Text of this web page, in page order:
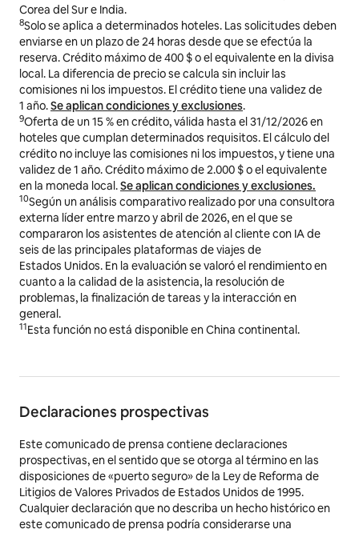
Corea del Sur e India.
8Solo se aplica a determinados hoteles. Las solicitudes deben
enviarse en un plazo de 24 horas desde que se efectúa la
reserva. Crédito máximo de 400 $ o el equivalente en la divisa
local. La diferencia de precio se calcula sin incluir las
comisiones ni los impuestos. El crédito tiene una validez de
1 año.Se aplican condiciones y exclusiones.
9Oferta de un 15 % en crédito, válida hasta el 31/12/2026 en
hoteles que cumplan determinados requisitos. El cálculo del
crédito no incluye las comisiones ni los impuestos, y tiene una
validez de 1 año. Crédito máximo de 2.000 $ o el equivalente
en la moneda local.Se aplican condiciones y exclusiones.
10Según un análisis comparativo realizado por una consultora
externa líder entre marzo y abril de 2026, en el que se
compararon los asistentes de atención al cliente con IA de
seis de las principales plataformas de viajes de
Estados Unidos. En la evaluación se valoró el rendimiento en
cuanto a la calidad de la asistencia, la resolución de
problemas, la finalización de tareas y la interacción en
general.
11Esta función no está disponible en China continental.
Declaraciones prospectivas
Este comunicado de prensa contiene declaraciones
prospectivas, en el sentido que se otorga al término en las
disposiciones de «puerto seguro» de la Ley de Reforma de
Litigios de Valores Privados de Estados Unidos de 1995.
Cualquier declaración que no describa un hecho histórico en
este comunicado de prensa podría considerarse una